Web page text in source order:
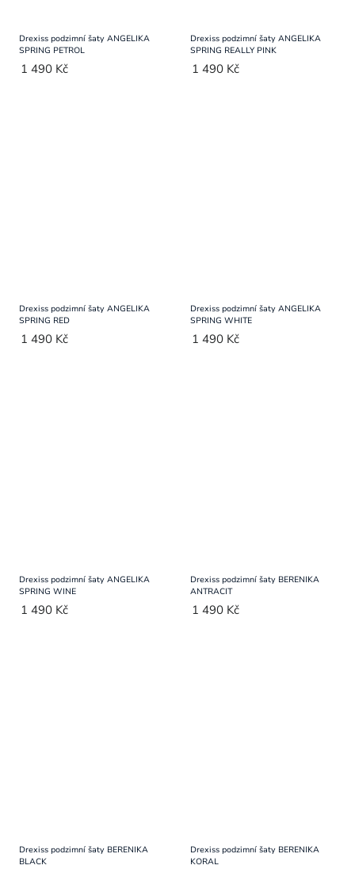
Drexiss podzimní šaty ANGELIKA
SPRING PETROL
1 490 Kč
Drexiss podzimní šaty ANGELIKA
SPRING REALLY PINK
1 490 Kč
Drexiss podzimní šaty ANGELIKA
SPRING RED
1 490 Kč
Drexiss podzimní šaty ANGELIKA
SPRING WHITE
1 490 Kč
Drexiss podzimní šaty ANGELIKA
SPRING WINE
1 490 Kč
Drexiss podzimní šaty BERENIKA
ANTRACIT
1 490 Kč
Drexiss podzimní šaty BERENIKA
BLACK
Drexiss podzimní šaty BERENIKA
KORAL